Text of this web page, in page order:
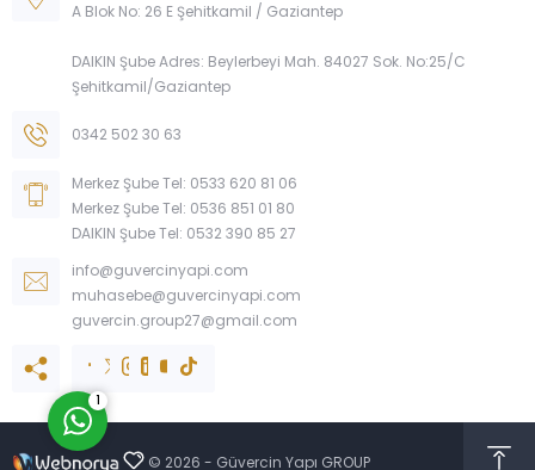
A Blok No: 26 E Şehitkamil / Gaziantep
DAIKIN Şube Adres: Beylerbeyi Mah. 84027 Sok. No:25/C
Şehitkamil/Gaziantep
0342 502 30 63
Merkez Şube Tel: 0533 620 81 06
Merkez Şube Tel: 0536 851 01 80
DAIKIN Şube Tel: 0532 390 85 27
info@guvercinyapi.com
muhasebe@guvercinyapi.com
guvercin.group27@gmail.com
© 2026 - Güvercin Yapı GROUP
Cevap Yaz
1